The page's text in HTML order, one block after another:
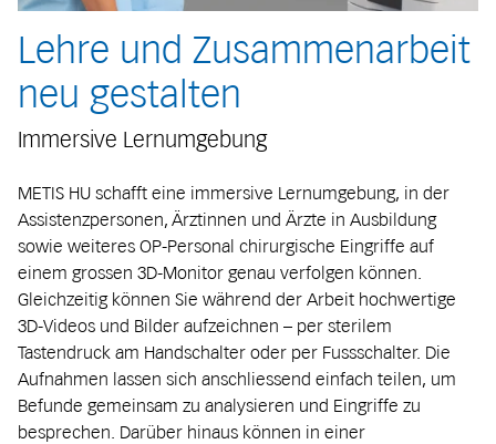
Lehre und Zusammenarbeit
neu gestalten
Immersive Lernumgebung
METIS HU schafft eine immersive Lernumgebung, in der
Assistenzpersonen, Ärztinnen und Ärzte in Ausbildung
sowie weiteres OP-Personal chirurgische Eingriffe auf
einem grossen 3D-Monitor genau verfolgen können.
Gleichzeitig können Sie während der Arbeit hochwertige
3D-Videos und Bilder aufzeichnen – per sterilem
Tastendruck am Handschalter oder per Fussschalter. Die
Aufnahmen lassen sich anschliessend einfach teilen, um
Befunde gemeinsam zu analysieren und Eingriffe zu
besprechen. Darüber hinaus können in einer